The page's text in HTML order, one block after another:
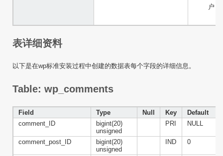
户
表详细资料
以下是在wp标准安装过程中创建的数据表每个字段的详细信息。
Table: wp_comments
Field Type Null Key Default
comment_ID
bigint(20)
unsigned
PRI NULL
comment_post_ID
bigint(20)
unsigned
IND 0